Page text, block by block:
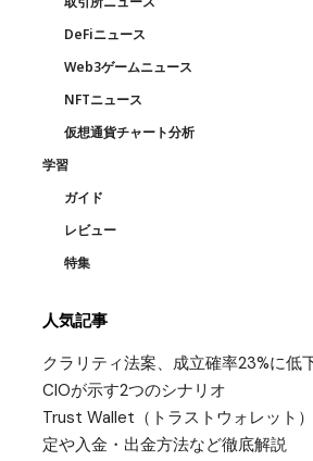
DeFiニュース
Web3ゲームニュース
NFTニュース
仮想通貨チャート分析
学習
ガイド
レビュー
特集
人気記事
クラリティ法案、成立確率23%に
CIOが示す2つのシナリオ
Trust Wallet（トラストウォレット
定や入金・出金方法など徹底解説